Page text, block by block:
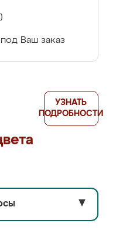
Ваш заказ
УЗНАТЬ
ПОДРОБНОСТИ
▼